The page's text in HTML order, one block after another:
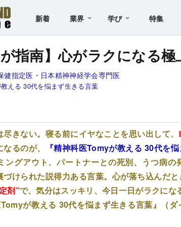
新着 業界 学び 特集
が指南】心がラクになる
健指定医・日本精神神経学会専門医
える 30代を悩まず生きる言葉
きない。寝る前にイヤなことを思い出して、
るのが、
『精神科医Tomyが教える 30代を悩
ングアウト、パートナーとの死別、うつ病
づけられた説得力ある言葉。心が落ち込んだ
剤”で、気分はスッキリ、今日一日がラクにな
が教える 30代を悩まず生きる言葉』（ダ